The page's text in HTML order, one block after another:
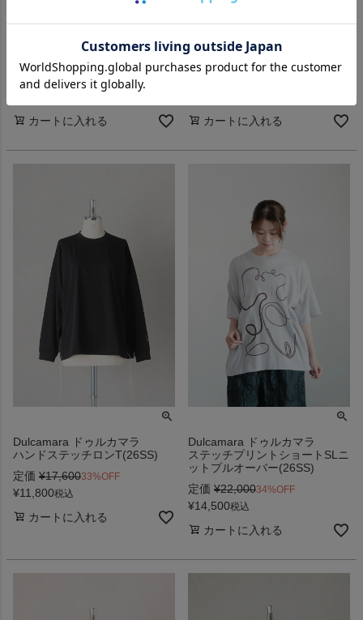
Dulcamara ドゥルカマラ
定価 ¥ 17,60033%OFF
カートに入れる
Dulcamara ドゥルカマラ
ハンドステッチロンT(26SS)
カートに入れる
Dulcamara ドゥルカマラ
ハンドステッチロンT(26SS)
定価 ¥17,60033%OFF
¥11,800税込
カートに入れる
Dulcamara ドゥルカマラ
ステッチプリントショートSLニ
ットプルオーバー(26SS)
定価 ¥22,00034%OFF
¥14,500税込
カートに入れる